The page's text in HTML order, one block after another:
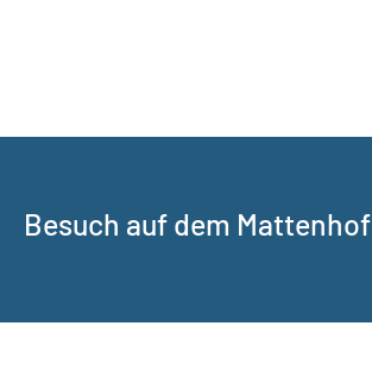
Besuch auf dem Mattenhof